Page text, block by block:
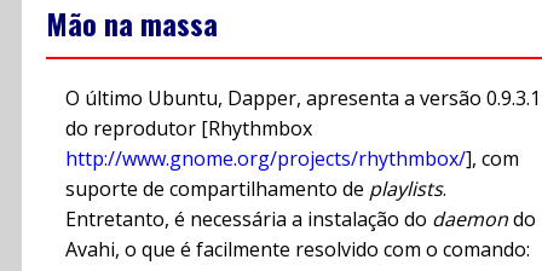
Mão na massa
O último Ubuntu, Dapper, apresenta a versão 0.9.3.1
do reprodutor [Rhythmbox
http://www.gnome.org/projects/rhythmbox/], com
suporte de compartilhamento de playlists.
Entretanto, é necessária a instalação do daemondo
Avahi, o que é facilmente resolvido com o comando: